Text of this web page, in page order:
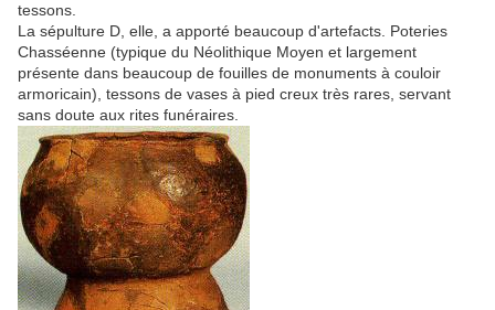
tessons.
La sépulture D, elle, a apporté beaucoup d'artefacts. Poteries
Chasséenne (typique du Néolithique Moyen et largement
présente dans beaucoup de fouilles de monuments à couloir
armoricain), tessons de vases à pied creux très rares, servant
sans doute aux rites funéraires.